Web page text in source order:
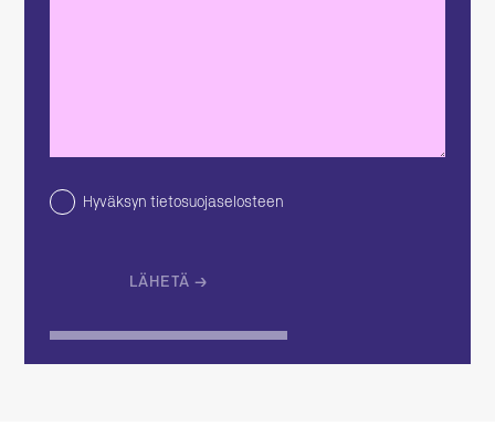
Hyväksyn tietosuojaselosteen